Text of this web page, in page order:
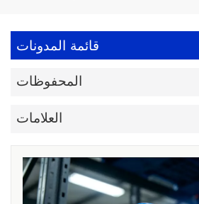
قائمة المدونات
المحفوظات
العلامات